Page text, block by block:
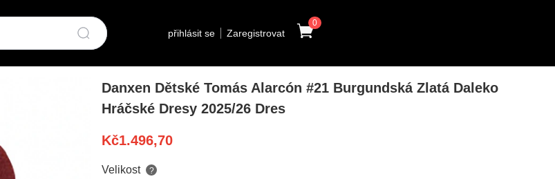
přihlásit se Zaregistrovat
0
Danxen Dětské Tomás Alarcón #21 Burgundská Zlatá Daleko
Hráčské Dresy 2025/26 Dres
Kč1.496,70
Velikost ?